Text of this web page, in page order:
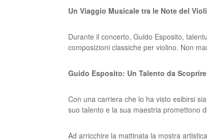
Un Viaggio Musicale tra le Note del
Durante il concerto, Guido Esposito,
composizioniclassiche per violino. Non
Guido Esposito: Un Talento da Scoprire
Con una carriera che lo ha visto esibirsi
suo talento e lasua maestria promettono
Ad arricchire la mattinata la mostra